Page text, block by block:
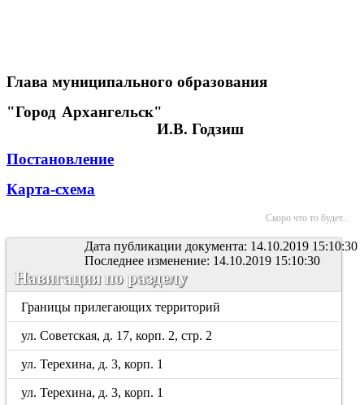
Глава муниципального образования
"Город Архангельск"
И.В. Годзиш
Постановление
Карта-схема
Скоро что то будет...
Дата публикации документа: 14.10.2019 15:10:30
Последнее изменение: 14.10.2019 15:10:30
Навигация по разделу
Границы прилегающих территорий
ул. Советская, д. 17, корп. 2, стр. 2
ул. Терехина, д. 3, корп. 1
ул. Терехина, д. 3, корп. 1